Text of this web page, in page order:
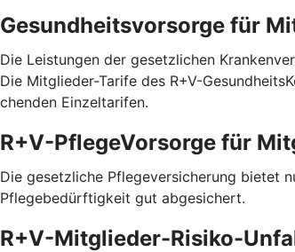
Gesundheitsvorsorge für
Die Leistungen der gesetzlichen
Die Mitglieder-Tarife des R+V-
chenden Einzel­tarifen.
R+V-PflegeVorsorge für
Die gesetzliche Pflegeversicherung bietet
Pflegebedürftigkeit gut abgesichert.
R+V-Mitglieder-Risiko-